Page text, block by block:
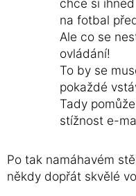
na fotbal
Ale co se
ovládání!
To by se
pokaždé
Tady
stížnost e-
Po tak namáhavém
někdy dopřát skvělé